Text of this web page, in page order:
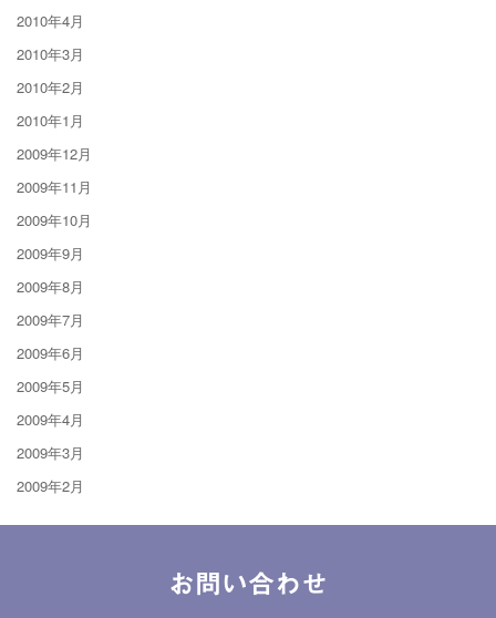
2010年4月
2010年3月
2010年2月
2010年1月
2009年12月
2009年11月
2009年10月
2009年9月
2009年8月
2009年7月
2009年6月
2009年5月
2009年4月
2009年3月
2009年2月
お問い合わせ